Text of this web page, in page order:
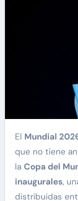
El Mundial
que no tiene
la Copa del
inaugurales,
distribuidas